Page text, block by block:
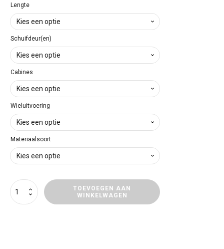
€ 244
tot
€ 455
Lengte
Schuifdeur(en)
Cabines
Wieluitvoering
Materiaalsoort
Vloerpanelen
Iveco
TOEVOEGEN AAN
WINKELWAGEN